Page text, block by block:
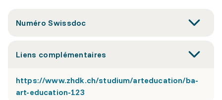
Numéro Swissdoc
Liens complémentaires
https://www.zhdk.ch/studium/arteducation/ba-
art-education-123